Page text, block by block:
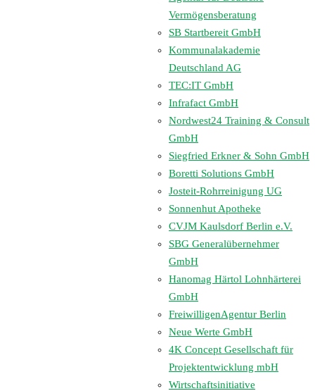
Vermögensberatung
SB Startbereit GmbH
Kommunalakademie
Deutschland AG
TEC:IT GmbH
Infrafact GmbH
Nordwest24 Training & Consult
GmbH
Siegfried Erkner & Sohn GmbH
Boretti Solutions GmbH
Josteit-Rohrreinigung UG
Sonnenhut Apotheke
CVJM Kaulsdorf Berlin e.V.
SBG Generalübernehmer
GmbH
Hanomag Härtol Lohnhärterei
GmbH
FreiwilligenAgentur Berlin
Neue Werte GmbH
4K Concept Gesellschaft für
Projektentwicklung mbH
Wirtschaftsinitiative